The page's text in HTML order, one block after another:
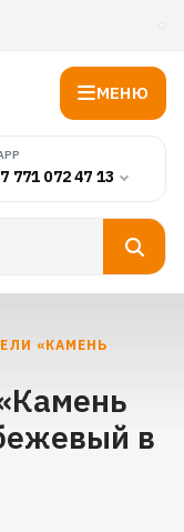
МЕНЮ
771 072 47 13
«КАМЕНЬ
в